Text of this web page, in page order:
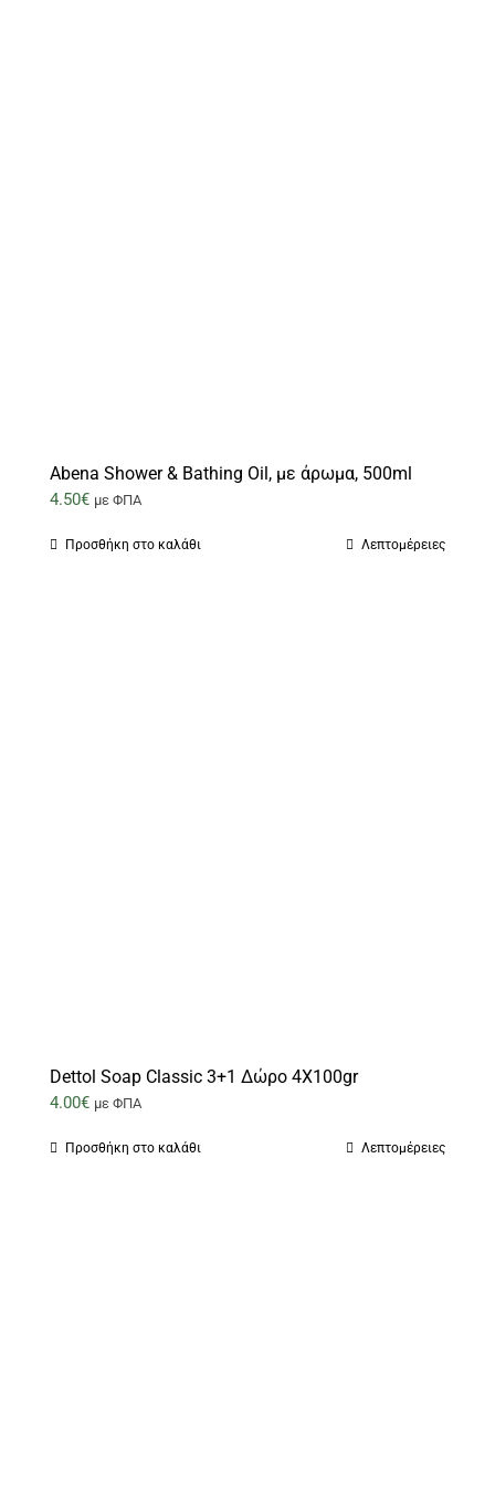
Abena Shower & Bathing Oil, με άρωμα, 500ml
4.50€ με ΦΠΑ
Προσθήκη στο καλάθι Λεπτομέρειες
Dettol Soap Classic 3+1 Δώρο 4X100gr
4.00€ με ΦΠΑ
Προσθήκη στο καλάθι Λεπτομέρειες